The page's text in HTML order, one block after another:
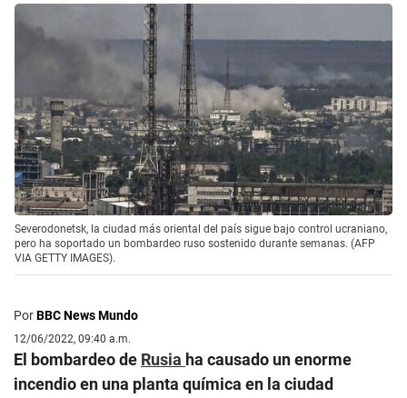
Severodonetsk, la ciudad más oriental del país sigue bajo control ucraniano,
pero ha soportado un bombardeo ruso sostenido durante semanas. (AFP
VIA GETTY IMAGES).
PorBBC News Mundo
12/06/2022, 09:40 a.m.
El bombardeo de Rusia ha causado un enorme
incendio en una planta química en la ciudad